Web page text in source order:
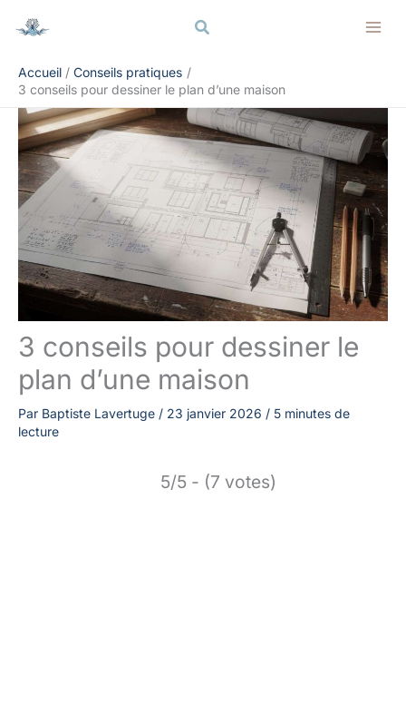
Rechercher
Accueil
Conseils pratiques
3 conseils pour dessiner le plan d’une maison
3 conseils pour dessiner le
plan d’une maison
Par Baptiste Lavertuge / 23 janvier 2026 / 5 minutes de
lecture
5/5 - (7 votes)